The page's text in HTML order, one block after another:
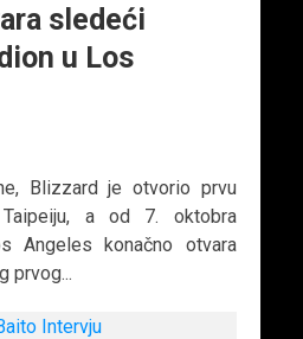
sledeći
u Los
Blizzard je otvorio prvu
a od 7. oktobra
Angeles konačno otvara
prvog...